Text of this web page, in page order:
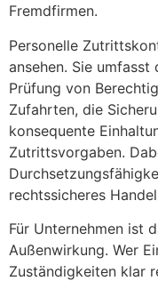
Fremdfirmen.
Personelle
ansehen. Sie umfasst
Prüfung von
Zufahrten, die
konsequente
Zutrittsvorgaben.
rechtssicheres
Für Unternehmen ist
Außenwirkung. Wer
Zuständigkeiten klar